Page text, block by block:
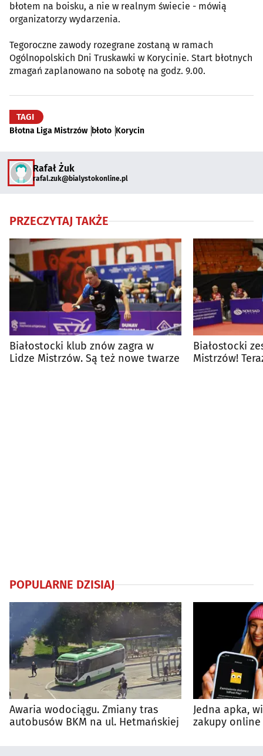
błotem na boisku, a nie w realnym świecie - mówią
organizatorzy wydarzenia.
Tegoroczne zawody rozegrane zostaną w ramach
Ogólnopolskich Dni Truskawki w Korycinie. Start błotnych
zmagań zaplanowano na sobotę na godz. 9.00.
TAGI
Błotna Liga Mistrzów błoto Korycin
Rafał Żuk
rafal.zuk@bialystokonline.pl
PRZECZYTAJ TAKŻE
Białostocki klub znów zagra w
Lidze Mistrzów. Są też nowe twarze
Białostocki
Mistrzów!
POPULARNE DZISIAJ
Awaria wodociągu. Zmiany tras
autobusów BKM na ul. Hetmańskiej
Jedna apka,
zakupy online